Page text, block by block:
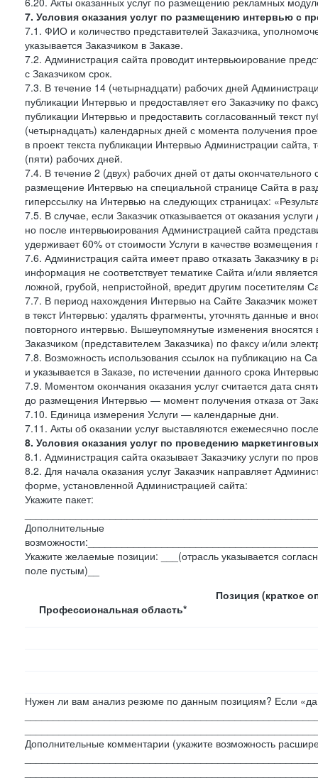
7. Условия оказания услуг по размещению интервью с
7.1. ФИО и количество представителей Заказчика,
указывается Заказчиком в Заказе.
7.2. Администрация сайта проводит интервьюирование
с Заказчиком срок.
7.3. В течение 14 (четырнадцати) рабочих дней
публикации Интервью и предоставляет его Заказчику по
публикации Интервью и предоставить согласованный текст
(четырнадцать) календарных дней с момента получения
в проект текста публикации Интервью Администрации сайта,
(пяти) рабочих дней.
7.4. В течение 2 (двух) рабочих дней от даты
размещение Интервью на специальной странице Сайта в
гиперссылку на Интервью на следующих страницах:
7.5. В случае, если Заказчик отказывается от оказания
но после интервьюирования Администрацией сайта
удерживает 60% от стоимости Услуги в качестве
7.6. Администрация сайта имеет право отказать Заказчику
информация не соответствует тематике Сайта и/или
ложной, грубой, непристойной, вредит другим посетителям
7.7. В период нахождения Интервью на Сайте Заказчик
в текст Интервью: удалять фрагменты, уточнять данные и
повторного интервью. Вышеупомянутые изменения
Заказчиком (представителем Заказчика) по факсу и/или
7.8. Возможность использования ссылок на публикацию на
и указывается в Заказе, по истечении данного срока
7.9. Моментом окончания оказания услуг считается дата
до размещения Интервью — момент получения отказа от
7.10. Единица измерения Услуги — календарные дни.
7.11. Акты об оказании услуг выставляются ежемесячно
8. Условия оказания услуг по проведению
8.1. Администрация сайта оказывает Заказчику услуги по
8.2. Для начала оказания услуг Заказчик направляет
форме, установленной Администрацией сайта:
Укажите пакет:
Дополнительные
Укажите желаемые позиции: ___(отрасль указывается
поле пустым)__
Профессиональная область*
Позиция (краткое
Нужен ли вам анализ резюме по данным позициям? Если
Дополнительные комментарии (укажите возможность